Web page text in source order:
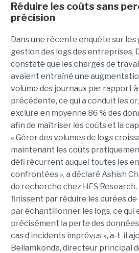
Réduire les coûts sans
précision
Dans une récente enquête sur les
gestion des logs des entreprises,
constaté que les charges de travail
avaient entraîné une
volume des journaux par rapport à
précédente, ce qui a conduit les
exclure en moyenne 86 % des
afin de maîtriser les coûts et la
« Gérer des volumes de logs
maintenant les coûts
défi récurrent auquel toutes les
confrontées », a déclaré Ashish
de recherche chez HFS Research.
finissent par réduire les durées
par échantillonner les logs, ce qui
précisément la perte des
cas d’incidents imprévus », a-t-il
Bellamkonda, directeur principal